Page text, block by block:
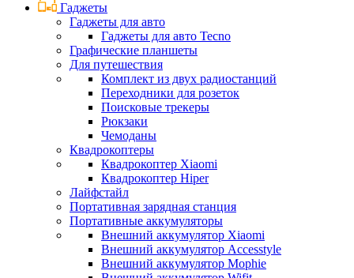
Гаджеты
Гаджеты для авто
Гаджеты для авто Tecno
Графические планшеты
Для путешествия
Комплект из двух радиостанций
Переходники для розеток
Поисковые трекеры
Рюкзаки
Чемоданы
Квадрокоптеры
Квадрокоптер Xiaomi
Квадрокоптер Hiper
Лайфстайл
Портативная зарядная станция
Портативные аккумуляторы
Внешний аккумулятор Xiaomi
Внешний аккумулятор Accesstyle
Внешний аккумулятор Mophie